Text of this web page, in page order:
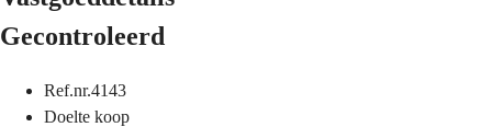
Gecontroleerd
Ref.nr.4143
Doelte koop